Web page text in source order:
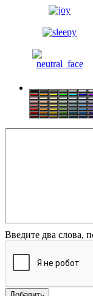
Введите два слова,